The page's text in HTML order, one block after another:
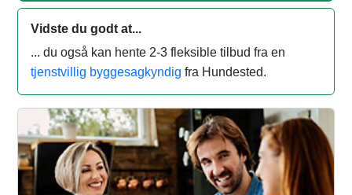
Vidste du godt at...
... du også kan hente 2-3 fleksible tilbud fra en
tjenstvillig byggesagkyndig fra Hundested.